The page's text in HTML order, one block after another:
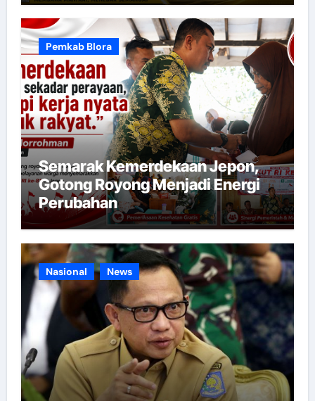
Pemkab Blora
Semarak Kemerdekaan Jepon,
Gotong Royong Menjadi Energi
Perubahan
Nasional News